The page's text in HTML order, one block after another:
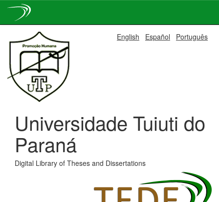
navigation
English Español Português
Universidade Tuiuti do
Paraná
Digital Library of Theses and Dissertations